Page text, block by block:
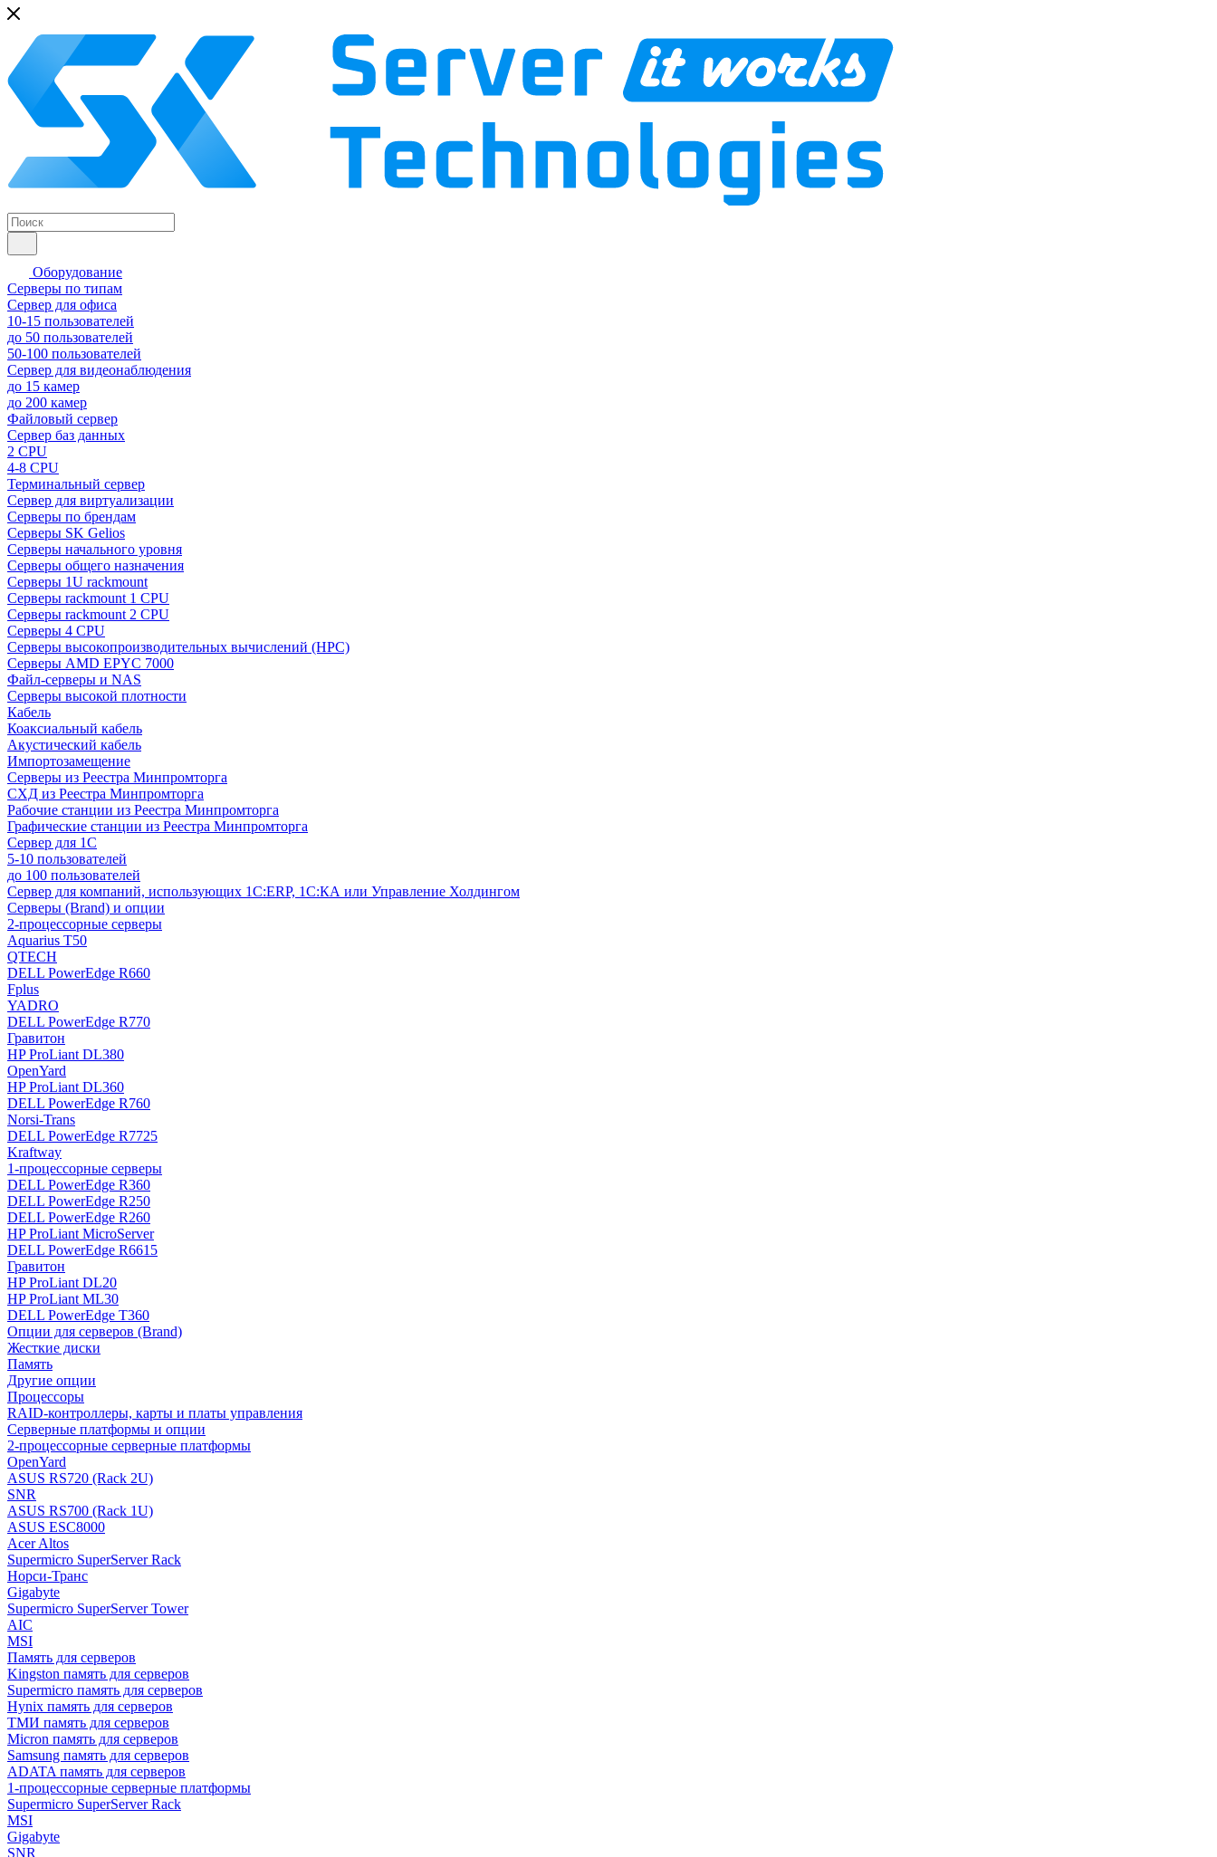
Оборудование
Серверы по типам
Сервер для офиса
10-15 пользователей
до 50 пользователей
50-100 пользователей
Сервер для видеонаблюдения
до 15 камер
до 200 камер
Файловый сервер
Сервер баз данных
2 CPU
4-8 CPU
Терминальный сервер
Сервер для виртуализации
Серверы по брендам
Серверы SK Gelios
Серверы начального уровня
Серверы общего назначения
Серверы 1U rackmount
Серверы rackmount 1 CPU
Серверы rackmount 2 CPU
Серверы 4 CPU
Серверы высокопроизводительных вычислений (HPC)
Серверы AMD EPYC 7000
Файл-серверы и NAS
Серверы высокой плотности
Кабель
Коаксиальный кабель
Акустический кабель
Импортозамещение
Серверы из Реестра Минпромторга
СХД из Реестра Минпромторга
Рабочие станции из Реестра Минпромторга
Графические станции из Реестра Минпромторга
Сервер для 1С
5-10 пользователей
до 100 пользователей
Сервер для компаний, использующих 1C:ERP, 1С:КА или Управление Холдингом
Серверы (Brand) и опции
2-процессорные серверы
Aquarius T50
QTECH
DELL PowerEdge R660
Fplus
YADRO
DELL PowerEdge R770
Гравитон
HP ProLiant DL380
OpenYard
HP ProLiant DL360
DELL PowerEdge R760
Norsi-Trans
DELL PowerEdge R7725
Kraftway
1-процессорные серверы
DELL PowerEdge R360
DELL PowerEdge R250
DELL PowerEdge R260
HP ProLiant MicroServer
DELL PowerEdge R6615
Гравитон
HP ProLiant DL20
HP ProLiant ML30
DELL PowerEdge T360
Опции для серверов (Brand)
Жесткие диски
Память
Другие опции
Процессоры
RAID-контроллеры, карты и платы управления
Серверные платформы и опции
2-процессорные серверные платформы
OpenYard
ASUS RS720 (Rack 2U)
SNR
ASUS RS700 (Rack 1U)
ASUS ESC8000
Acer Altos
Supermicro SuperServer Rack
Норси-Транс
Gigabyte
Supermicro SuperServer Tower
AIC
MSI
Память для серверов
Kingston память для серверов
Supermicro память для серверов
Hynix память для серверов
ТМИ память для серверов
Micron память для серверов
Samsung память для серверов
ADATA память для серверов
1-процессорные серверные платформы
Supermicro SuperServer Rack
MSI
Gigabyte
SNR